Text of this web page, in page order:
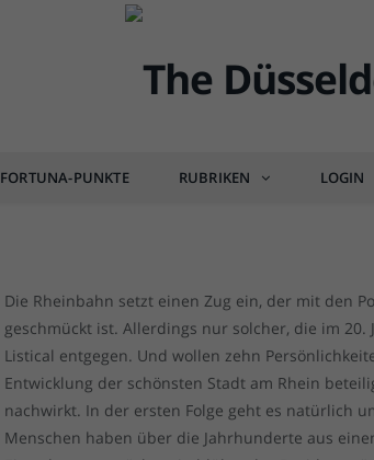
FORTUNA-PUNKTE RUBRIKEN LOGIN
Die 10 wichtigsten
Die Rheinbahn setzt einen Zug ein, der mit den
geschmückt ist. Allerdings nur solcher, die im
Listical entgegen. Und wollen zehn
Entwicklung der schönsten Stadt am Rhein
nachwirkt. In der ersten Folge geht es natürlich
Menschen haben über die Jahrhunderte aus